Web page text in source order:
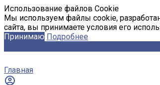
Использование файлов Cookie
Мы используем файлы cookie,
сайта, вы принимаете условия его
Принимаю Подробнее
Главная